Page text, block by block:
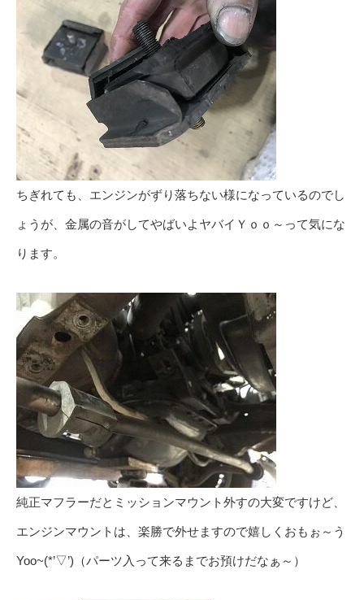
ちぎれても、エンジンがずり落ちない様になっているのでし
ょうが、金属の音がしてやばいよヤバイＹｏｏ～って気にな
ります。
純正マフラーだとミッションマウント外すの大変ですけど、
エンジンマウントは、楽勝で外せますので嬉しくおもぉ～う
Yoo~(*’▽’)（パーツ入って来るまでお預けだなぁ～）